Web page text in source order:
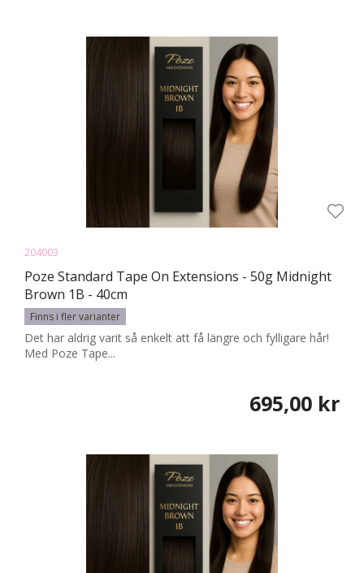
204003
Poze Standard Tape On Extensions - 50g Midnight
Brown 1B - 40cm
Finns i fler varianter
Det har aldrig varit så enkelt att få längre och fylligare hår!
Med Poze Tape...
695,00 kr